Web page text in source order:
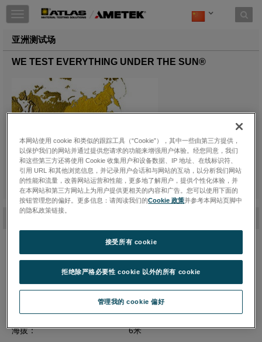
Toggle
navigation
亚洲测试场
WE TEST EVERYTHING UNDER THE SUN®
AWSG的下属机构中国电器科学研究院（CEI）在中国南方运营一
个户外暴露测试场。此站点代表着类似于南佛罗里达的亚热带环
北纬23º 08'
经度：
东经113º 17'
海拔：
6米
本网站使用 cookie 和类似的跟踪工具（“Cookie”），其中一些由第三方提供，
以保护我们的网站并通过提供您请求的功能来增强用户体验。经您同意，我们
和这些第三方还将使用 Cookie 收集用户和设备数据、IP 地址、在线标识符、
引用 URL 和其他浏览信息，并记录用户会话和与网站的互动，以分析我们网站
的性能和流量，改善网站运营和性能，更多地了解用户，提供个性化体验，并
在本网站和第三方网站上为用户提供更相关的内容和广告。您可以使用下面的
按钮管理您的偏好。更多信息：请阅读我们的Cookie 政策并参考本网站页脚中
的隐私政策链接。
管理我的 cookie 偏好
拒绝除严格必要性 cookie 以外的所有 cookie
接受所有 cookie